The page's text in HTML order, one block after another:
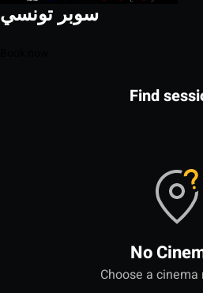
سوبر تونسي
Find
No
Choose a cinema